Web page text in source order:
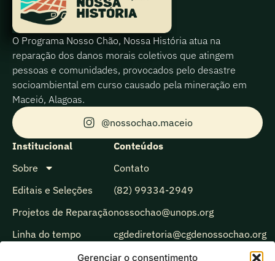
Gerenciar o consentimento
O Programa Nosso Chão, Nossa História atua na
reparação dos danos morais coletivos que atingem
pessoas e comunidades, provocados pelo desastre
socioambiental em curso causado pela mineração em
Maceió, Alagoas.
@nossochao.maceio
Institucional
Sobre
Editais e Seleções
Projetos de Reparação
Linha do tempo
Conteúdos
Contato
(82) 99334-2949
nossochao@unops.org
cgdediretoria@cgdenossochao.org